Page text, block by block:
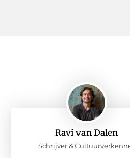
Ravi van Dalen
Schrijver &